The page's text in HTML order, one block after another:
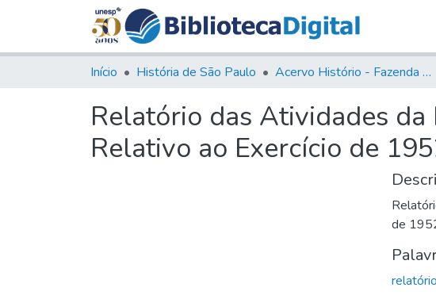
Início História de São Paulo Acervo Histório - Fazenda Lageado
Relatório das Atividades
Relativo ao Exercício de
de